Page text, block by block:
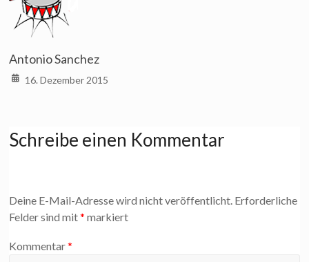
Antonio Sanchez
16. Dezember 2015
Schreibe einen Kommentar
Deine E-Mail-Adresse wird nicht veröffentlicht. Erforderliche
Felder sind mit* markiert
Kommentar*